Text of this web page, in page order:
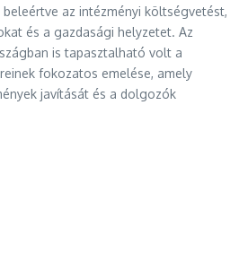
az intézményi költségvetést,
és a gazdasági helyzetet. Az
is tapasztalható volt a
fokozatos emelése, amely
javítását és a dolgozók